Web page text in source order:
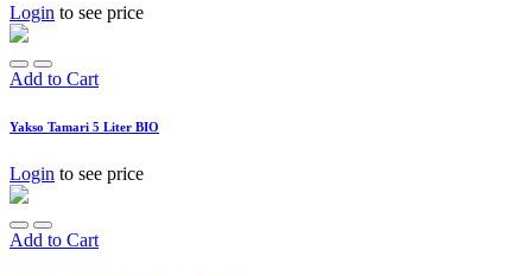
Login to see price
Add to Cart
Yakso Tamari 5 Liter BIO
Login to see price
Add to Cart